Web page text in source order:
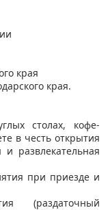
края
края.
столах, кофе-
в честь открытия
развлекательная
при приезде и
(раздаточный